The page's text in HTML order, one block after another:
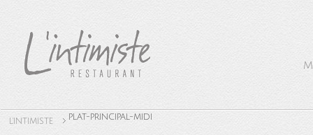
L'INTIMISTE PLAT-PRINCIPAL-MIDI